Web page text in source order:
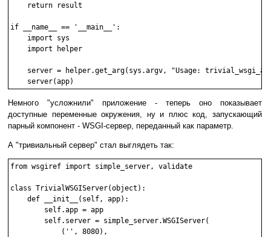
    return result
if __name__ == '__main__':
    import sys
    import helper
server = helper.get_arg(sys.argv, "Usage:
Немного "усложнили" приложение - теперь оно показывает
доступные переменные окружения, ну и плюс код, запускающий
парный компонент - WSGI-сервер, переданный как параметр.
А "тривиальный сервер" стал выглядеть так:
from wsgiref import simple_server, validate
class TrivialWSGIServer(object):
    def __init__(self, app):
        self.app = app
        self.server = simple_server.WSGIServer(
            ('', 8080),